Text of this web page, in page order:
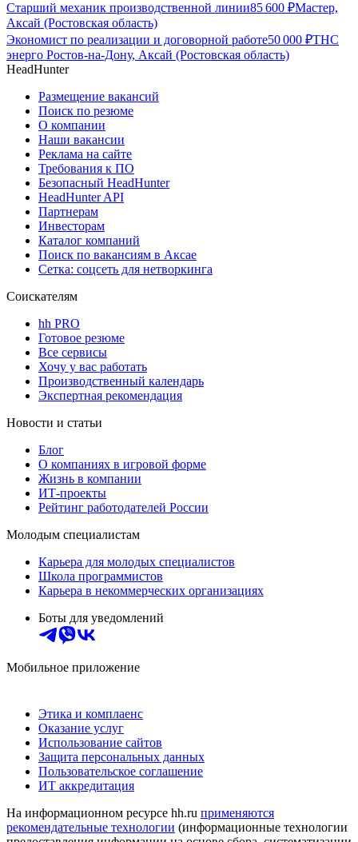
Старший механик производственной линии85 600 ₽Мастер,
Аксай (Ростовская область)
Экономист по реализации и договорной работе50 000 ₽ТНС
энерго Ростов-на-Дону, Аксай (Ростовская область)
HeadHunter
Размещение вакансий
Поиск по резюме
О компании
Наши вакансии
Реклама на сайте
Требования к ПО
Безопасный HeadHunter
HeadHunter API
Партнерам
Инвесторам
Каталог компаний
Поиск по вакансиям в Аксае
Сетка: соцсеть для нетворкинга
Соискателям
hh PRO
Готовое резюме
Все сервисы
Хочу у вас работать
Производственный календарь
Экспертная рекомендация
Новости и статьи
Блог
О компаниях в игровой форме
Жизнь в компании
ИТ-проекты
Рейтинг работодателей России
Молодым специалистам
Карьера для молодых специалистов
Школа программистов
Карьера в некоммерческих организациях
Боты для уведомлений
Мобильное приложение
Этика и комплаенс
Оказание услуг
Использование сайтов
Защита персональных данных
Пользовательское соглашение
ИТ аккредитация
На информационном ресурсе hh.ru применяются
рекомендательные технологии (информационные технологии